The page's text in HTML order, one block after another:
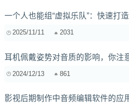
一个人也能组“虚拟乐队”：快速打
2025/11/11 2031
耳机佩戴姿势对音质的影响，你注
2024/12/13 861
影视后期制作中音频编辑软件的应